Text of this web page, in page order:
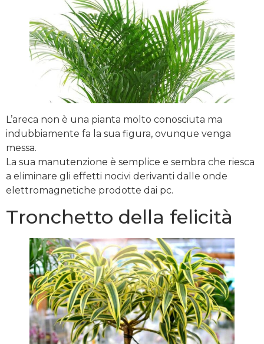
L’areca non è una pianta molto conosciuta ma
indubbiamente fa la sua figura, ovunque venga
messa.
La sua manutenzione è semplice e sembra che riesca
a eliminare gli effetti nocivi derivanti dalle onde
elettromagnetiche prodotte dai pc.
Tronchetto della felicità